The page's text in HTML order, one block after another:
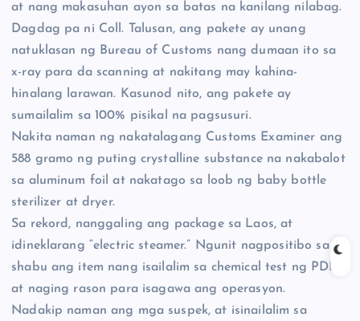
at nang makasuhan ayon sa batas na kanilang nilabag.
Dagdag pa ni Coll. Talusan, ang pakete ay unang
natuklasan ng Bureau of Customs nang dumaan ito sa
x-ray para da scanning at nakitang may kahina-
hinalang larawan. Kasunod nito, ang pakete ay
sumailalim sa 100% pisikal na pagsusuri.
Nakita naman ng nakatalagang Customs Examiner ang
588 gramo ng puting crystalline substance na nakabalot
sa aluminum foil at nakatago sa loob ng baby bottle
sterilizer at dryer.
Sa rekord, nanggaling ang package sa Laos, at
idineklarang “electric steamer.” Ngunit nagpositibo sa
shabu ang item nang isailalim sa chemical test ng PDEA,
at naging rason para isagawa ang operasyon.
Nadakip naman ang mga suspek, at isinailalim sa